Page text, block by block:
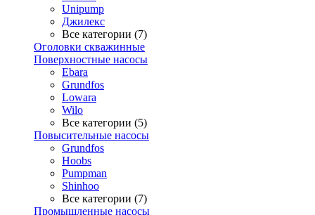
Unipump
Джилекс
Все категории (7)
Оголовки скважинные
Поверхностные насосы
Ebara
Grundfos
Lowara
Wilo
Все категории (5)
Повысительные насосы
Grundfos
Hoobs
Pumpman
Shinhoo
Все категории (7)
Промышленные насосы